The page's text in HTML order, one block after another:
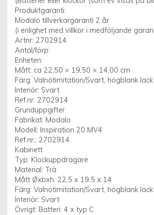
Produktgaranti:
Modalo tillverkargaranti 2 år
(i enlighet med villkor i medföljande
Artnr: 2702914
Antal/förp:
Enheten:
Mått: ca 22,50 × 19,50 × 14,00 cm
Färg: Valnötimitation/Svart, högblank lack
Interiör: Svart
Ref.nr: 2702914
Grunduppgifter
Fabrikat: Modalo
Modell: Inspiration 20 MV4
Ref.nr.: 2702914
Kabinett
Typ: Klockuppdragare
Material: Trä
Mått Øxbxh: 22,5 x 19,5 x 14
Färg: Valnötimitation/Svart, högblank lack
Interiör: Svart
Övrigt: Batteri: 4 x typ C